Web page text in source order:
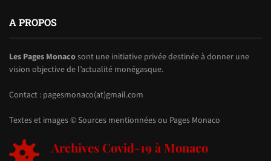
A PROPOS
Les Pages Monacosont une initiative privée destinée à donner une
vision objective de l’actualité monégasque.
Contact : pagesmonaco(at)gmail.com
Textes et images © Sources mentionnées ou Pages Monaco
Archives Covid-19 à Monaco